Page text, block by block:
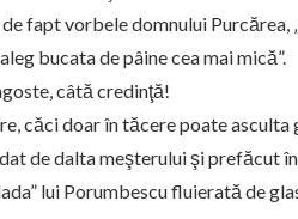
de fapt vorbele domnului
bucata de pâine cea mai mică”.
câtă credinţă!
căci doar în tăcere poate
de dalta meşterului şi prefăcut
lui Porumbescu fluierată de